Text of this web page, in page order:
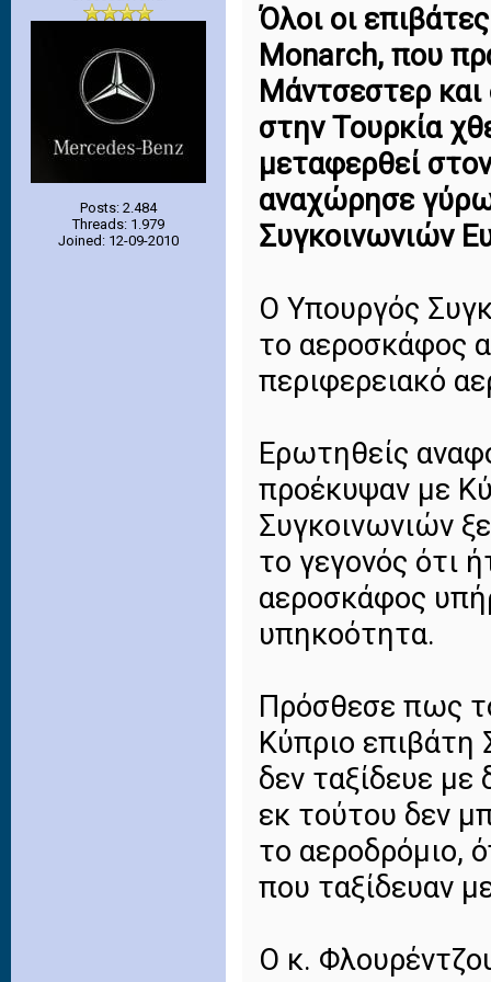
Posts: 2.484
Threads: 1.979
Joined: 12-09-2010
Όλοι οι
Monarch, που
Μάντσεστερ και
στην Τουρκία
μεταφερθεί
αναχώρησε
Συγκοινωνιών
Ο Υπουργός
το αεροσκάφος
περιφερειακό
Ερωτηθείς
προέκυψαν με
Συγκοινωνιών
το γεγονός ότι
αεροσκάφος
υπηκοότητα.
Πρόσθεσε πως
Κύπριο επιβάτη
δεν ταξίδευε
εκ τούτου δεν
το αεροδρόμιο,
που ταξίδευαν
Ο κ.